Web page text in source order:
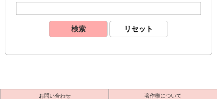
お問い合わせ 著作権について